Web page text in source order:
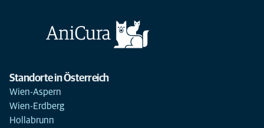
Standorte in Österreich
Wien-Aspern
Wien-Erdberg
Hollabrunn